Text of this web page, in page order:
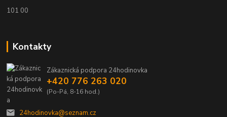
101 00
Kontakty
Zákaznická podpora 24hodinovka
+420 776 263 020
(Po-Pá, 8-16 hod.)
24hodinovka@seznam.cz